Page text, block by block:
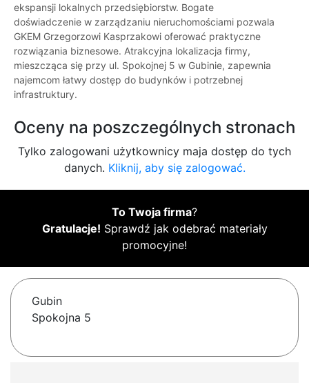
ekspansji lokalnych przedsiębiorstw. Bogate
doświadczenie w zarządzaniu nieruchomościami pozwala
GKEM Grzegorzowi Kasprzakowi oferować praktyczne
rozwiązania biznesowe. Atrakcyjna lokalizacja firmy,
mieszcząca się przy ul. Spokojnej 5 w Gubinie, zapewnia
najemcom łatwy dostęp do budynków i potrzebnej
infrastruktury.
Oceny na poszczególnych stronach
Tylko zalogowani użytkownicy maja dostęp do tych
danych. Kliknij, aby się zalogować.
To Twoja firma?
Gratulacje! Sprawdź jak odebrać materiały
promocyjne!
Gubin
Spokojna 5